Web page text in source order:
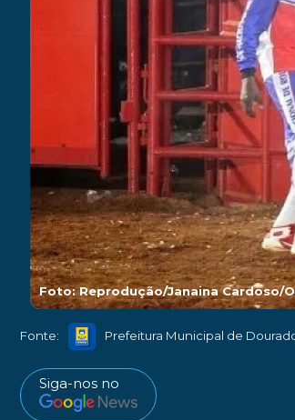
Foto: Reprodução/Janaina Cardoso/
Fonte: Prefeitura Municipal de
Siga-nos no